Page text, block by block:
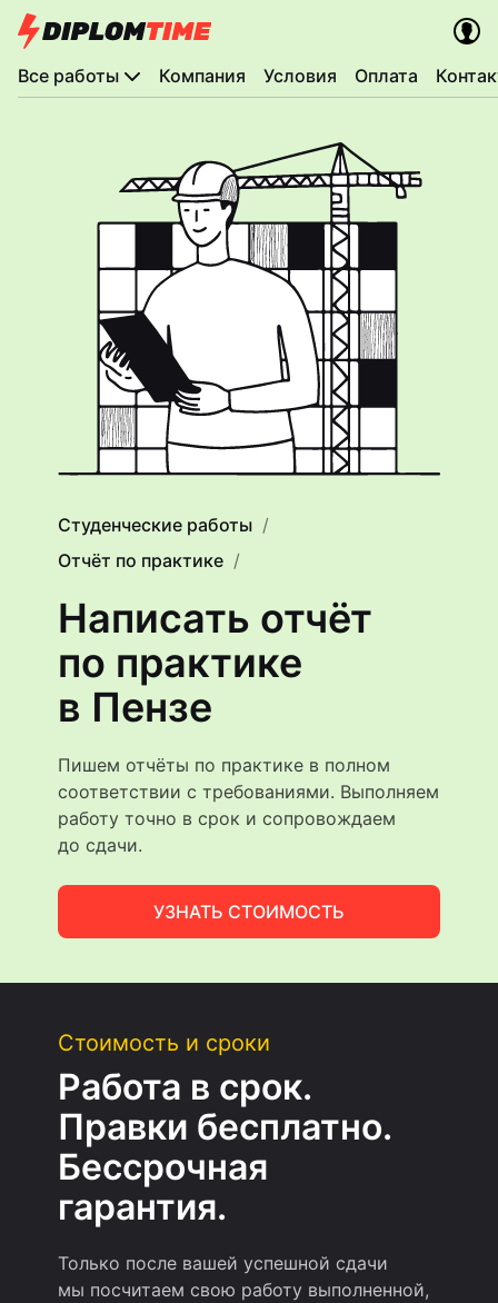
Все работы Компания Условия Оплата
Студенческие работы
Отчёт по практике
Написать отчёт
по практике
в Пензе
Пишем отчёты по практике в полном
соответствии с требованиями. Выполняем
работу точно в срок и сопровождаем
до сдачи.
УЗНАТЬ СТОИМОСТЬ
Стоимость и сроки
Работа в срок.
Правки бесплатно.
Бессрочная
гарантия.
Только после вашей успешной сдачи
мы посчитаем свою работу выполненной,